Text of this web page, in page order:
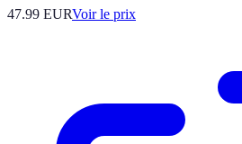
47.99 EURVoir le prix